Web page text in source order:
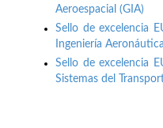
Aeroespacial (GIA)
Sello de excelencia
Ingeniería
Sello de excelencia
Sistemas del